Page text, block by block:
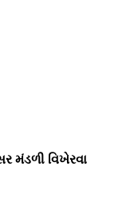
મંડળી વિખેરવા